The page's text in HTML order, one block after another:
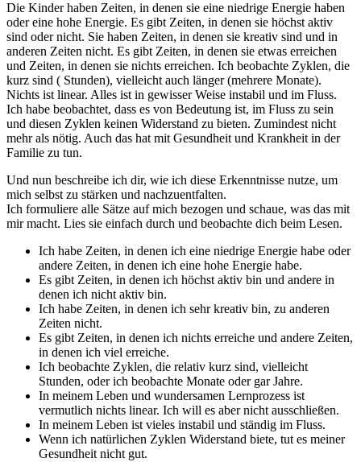
Die Kinder haben Zeiten, in denen sie eine niedrige Energie haben
oder eine hohe Energie. Es gibt Zeiten, in denen sie höchst aktiv
sind oder nicht. Sie haben Zeiten, in denen sie kreativ sind und in
anderen Zeiten nicht. Es gibt Zeiten, in denen sie etwas erreichen
und Zeiten, in denen sie nichts erreichen. Ich beobachte Zyklen, die
kurz sind ( Stunden), vielleicht auch länger (mehrere Monate).
Nichts ist linear. Alles ist in gewisser Weise instabil und im Fluss.
Ich habe beobachtet, dass es von Bedeutung ist, im Fluss zu sein
und diesen Zyklen keinen Widerstand zu bieten. Zumindest nicht
mehr als nötig. Auch das hat mit Gesundheit und Krankheit in der
Familie zu tun.
Und nun beschreibe ich dir, wie ich diese Erkenntnisse nutze, um
mich selbst zu stärken und nachzuentfalten.
Ich formuliere alle Sätze auf mich bezogen und schaue, was das mit
mir macht. Lies sie einfach durch und beobachte dich beim Lesen.
Ich habe Zeiten, in denen ich eine niedrige Energie habe oder
andere Zeiten, in denen ich eine hohe Energie habe.
Es gibt Zeiten, in denen ich höchst aktiv bin und andere in
denen ich nicht aktiv bin.
Ich habe Zeiten, in denen ich sehr kreativ bin, zu anderen
Zeiten nicht.
Es gibt Zeiten, in denen ich nichts erreiche und andere Zeiten,
in denen ich viel erreiche.
Ich beobachte Zyklen, die relativ kurz sind, vielleicht
Stunden, oder ich beobachte Monate oder gar Jahre.
In meinem Leben und wundersamen Lernprozess ist
vermutlich nichts linear. Ich will es aber nicht ausschließen.
In meinem Leben ist vieles instabil und ständig im Fluss.
Wenn ich natürlichen Zyklen Widerstand biete, tut es meiner
Gesundheit nicht gut.